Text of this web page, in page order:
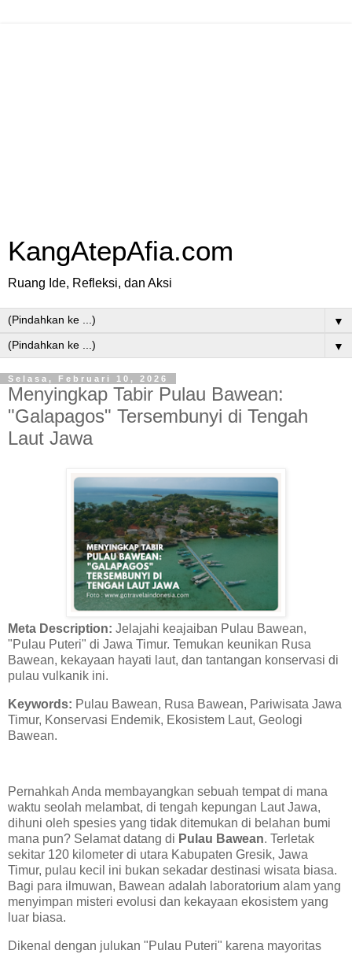
KangAtepAfia.com
Ruang Ide, Refleksi, dan Aksi
▼
▼
Selasa, Februari 10, 2026
Menyingkap Tabir Pulau Bawean:
"Galapagos" Tersembunyi di Tengah
Laut Jawa
Meta Description: Jelajahi keajaiban Pulau Bawean,
"Pulau Puteri" di Jawa Timur. Temukan keunikan Rusa
Bawean, kekayaan hayati laut, dan tantangan konservasi di
pulau vulkanik ini.
Keywords: Pulau Bawean, Rusa Bawean, Pariwisata Jawa
Timur, Konservasi Endemik, Ekosistem Laut, Geologi
Bawean.
Pernahkah Anda membayangkan sebuah tempat di mana
waktu seolah melambat, di tengah kepungan Laut Jawa,
dihuni oleh spesies yang tidak ditemukan di belahan bumi
mana pun? Selamat datang di Pulau Bawean. Terletak
sekitar 120 kilometer di utara Kabupaten Gresik, Jawa
Timur, pulau kecil ini bukan sekadar destinasi wisata biasa.
Bagi para ilmuwan, Bawean adalah laboratorium alam yang
menyimpan misteri evolusi dan kekayaan ekosistem yang
luar biasa.
Dikenal dengan julukan "Pulau Puteri" karena mayoritas